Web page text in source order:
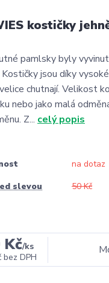
kostičky
pamlsky byly
jsou díky
chutnají. Velikost
nebo jako malá
Z... celý popis
na dotaz
slevou
50 Kč
Kč/ks
bez DPH